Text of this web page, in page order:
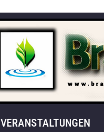
VERANSTALTUNGEN